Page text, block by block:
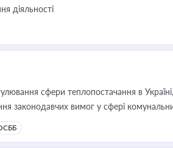
діяльності
сфери теплопостачання в
законодавчих вимог у сфері